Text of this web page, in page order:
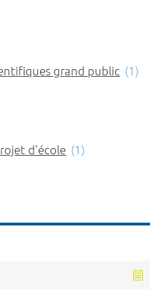
grand public (1)
d'école (1)